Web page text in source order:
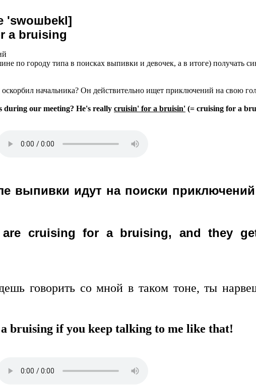
'swoшbekl]
a bruising
по городу типа в поисках выпивки и девочек, а в итоге) получать
начальника? Он действительно ищет приключений на свою
during our meeting? He's really cruisin' for a bruisin' (= cruising for a
выпивки идут на поиски
сruising for a bruising, and they
говорить со мной в таком тоне, ты
bruising if you keep talking to me like that!